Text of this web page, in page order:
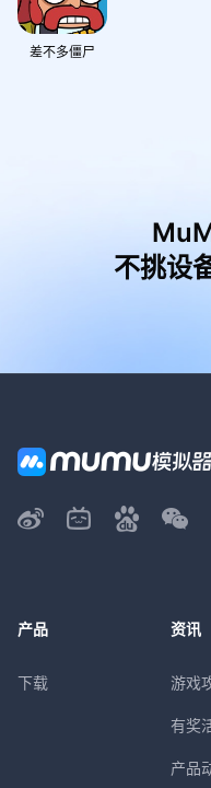
差不多僵尸
不挑设
产品
下载
资讯
游戏
有奖
产品